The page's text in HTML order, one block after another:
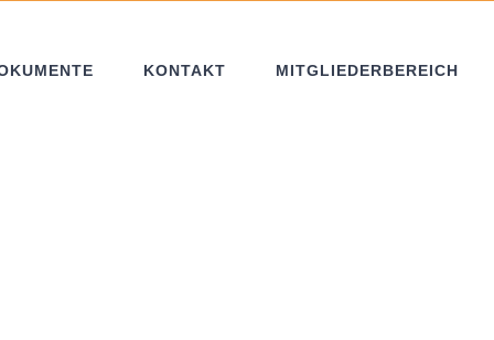
KONTAKT MITGLIEDERBEREICH